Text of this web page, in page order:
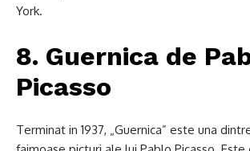
York.
8. Guernica de
Picasso
Terminat in 1937, „Guernica” este una